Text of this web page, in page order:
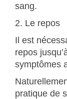
sang.
2. Le repos
Il est
repos
symptômes
pratique de